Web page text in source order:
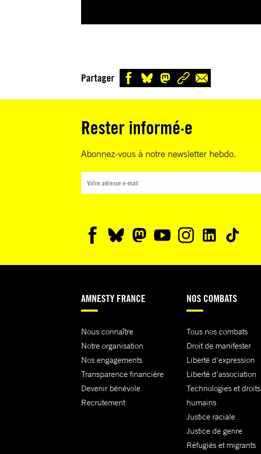
Partager
Rester informé·e
Abonnez-vous à notre newsletter hebdo.
AMNESTY FRANCE
Nous connaître
Notre organisation
Nos engagements
Transparence financière
Devenir bénévole
Recrutement
NOS COMBATS
Tous nos combats
Droit de manifester
Liberté d'expression
Liberté d'association
Technologies et droits
humains
Justice raciale
Justice de genre
Réfugiés et migrants